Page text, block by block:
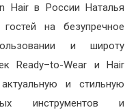
Hair в России Наталья
на безупречное
и широту
Ready–to-Wear и Hair
и стильную
инструментов и